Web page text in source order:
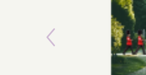
Previous